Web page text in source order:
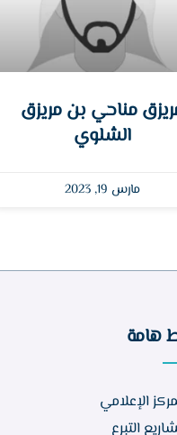
مناحي بن مريزق
الشلوي
مارس 19, 2023
هامة
الإعلامي
التبرع